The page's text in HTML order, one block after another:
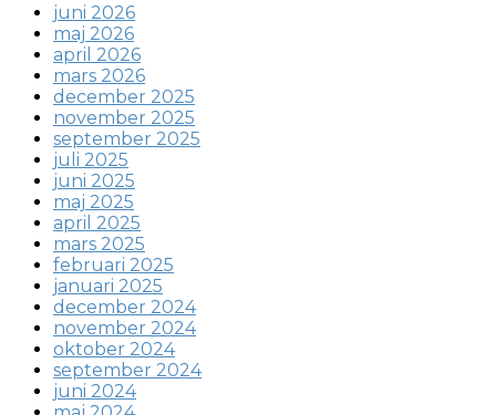
juni 2026
maj 2026
april 2026
mars 2026
december 2025
november 2025
september 2025
juli 2025
juni 2025
maj 2025
april 2025
mars 2025
februari 2025
januari 2025
december 2024
november 2024
oktober 2024
september 2024
juni 2024